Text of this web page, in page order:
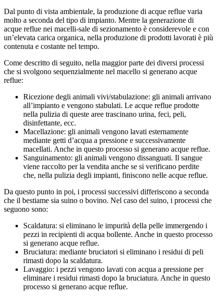
Dal punto di vista ambientale, la produzione di acque reflue varia
molto a seconda del tipo di impianto. Mentre la generazione di
acque reflue nei macelli-sale di sezionamento è considerevole e con
un’elevata carica organica, nella produzione di prodotti lavorati è più
contenuta e costante nel tempo.
Come descritto di seguito, nella maggior parte dei diversi processi
che si svolgono sequenzialmente nel macello si generano acque
reflue:
Ricezione degli animali vivi/stabulazione: gli animali arrivano
all’impianto e vengono stabulati. Le acque reflue prodotte
nella pulizia di queste aree trascinano urina, feci, peli,
disinfettante, ecc.
Macellazione: gli animali vengono lavati esternamente
mediante getti d’acqua a pressione e successivamente
macellati. Anche in questo processo si generano acque reflue.
Sanguinamento: gli animali vengono dissanguati. Il sangue
viene raccolto per la vendita anche se si verificano perdite
che, nella pulizia degli impianti, finiscono nelle acque reflue.
Da questo punto in poi, i processi successivi differiscono a seconda
che il bestiame sia suino o bovino. Nel caso del suino, i processi che
seguono sono:
Scaldatura: si eliminano le impurità della pelle immergendo i
pezzi in recipienti di acqua bollente. Anche in questo processo
si generano acque reflue.
Bruciatura: mediante bruciatori si eliminano i residui di peli
rimasti dopo la scaldatura.
Lavaggio: i pezzi vengono lavati con acqua a pressione per
eliminare i residui rimasti dopo la bruciatura. Anche in questo
processo si generano acque reflue.